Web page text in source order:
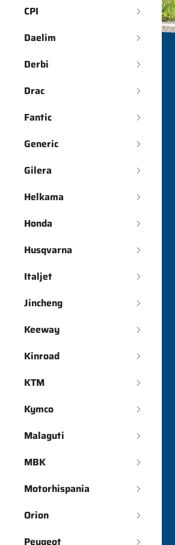
CPI
Daelim
Derbi
Drac
Fantic
Generic
Gilera
Helkama
Honda
Husqvarna
Italjet
Jincheng
Keeway
Kinroad
KTM
Kymco
Malaguti
MBK
Motorhispania
Orion
Peugeot